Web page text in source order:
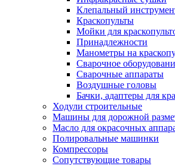
Клепальный
Краскопульты
Мойки для
Принадлежности
Манометры на
Сварочное
Сварочные аппараты
Воздушные головы
Бачки, адаптеры для
Ходули строительные
Машины для дорожной
Масло для окрасочных
Полировальные машинки
Компрессоры
Сопутствующие товары